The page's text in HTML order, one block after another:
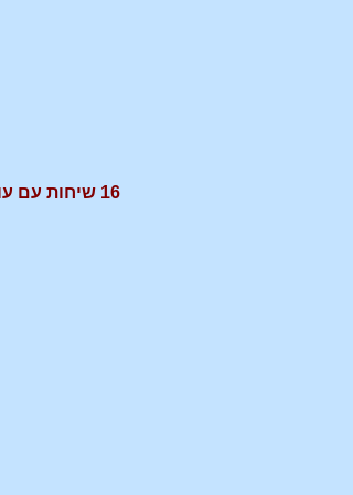
16 שיחות עם עובדי הגיתהאנום בדורנאך בין הראשון למרץ לעשרים וחמישי ליוני 1924